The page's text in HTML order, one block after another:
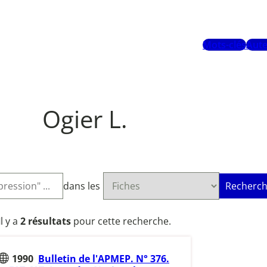
Mots-clés
Ogier L.
dans les
y a 2 résultats pour cette recherche.
1990 Bulletin de l'APMEP. N° 376.